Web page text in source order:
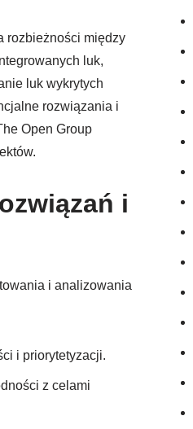
rozbieżności między
luk,
luk wykrytych
rozwiązania i
Open Group
i
i analizowania
i priorytetyzacji.
z celami